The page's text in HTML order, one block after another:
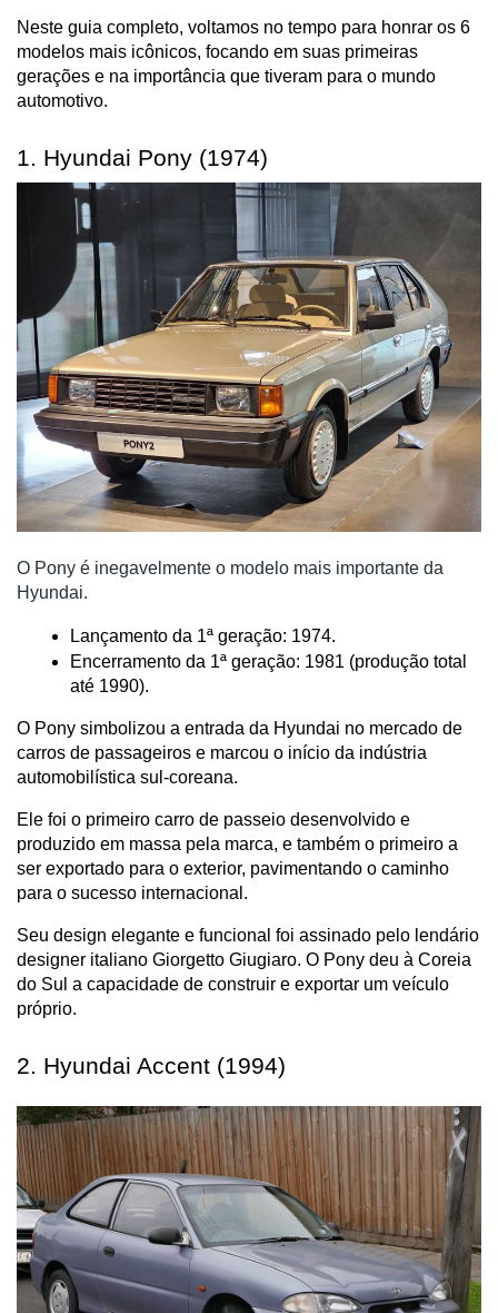
Neste guia completo, voltamos no tempo para honrar os 6
modelos mais icônicos, focando em suas primeiras
gerações e na importância que tiveram para o mundo
automotivo.
1. Hyundai Pony (1974)
O Pony é inegavelmente o modelo mais importante da
Hyundai.
Lançamento da 1ª geração: 1974.
Encerramento da 1ª geração: 1981 (produção total
até 1990).
O Pony simbolizou a entrada da Hyundai no mercado de
carros de passageiros e marcou o início da indústria
automobilística sul-coreana.
Ele foi o primeiro carro de passeio desenvolvido e
produzido em massa pela marca, e também o primeiro a
ser exportado para o exterior, pavimentando o caminho
para o sucesso internacional.
Seu design elegante e funcional foi assinado pelo lendário
designer italiano Giorgetto Giugiaro. O Pony deu à Coreia
do Sul a capacidade de construir e exportar um veículo
próprio.
2. Hyundai Accent (1994)